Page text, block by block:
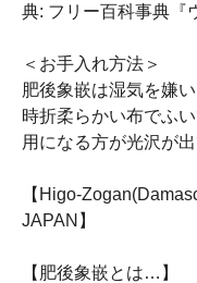
典: フリー百科事典『
＜お手入れ方法＞
肥後象嵌は湿気を嫌
時折柔らかい布でふ
用になる方が光沢が出
【Higo-
JAPAN】
【肥後象嵌とは…】